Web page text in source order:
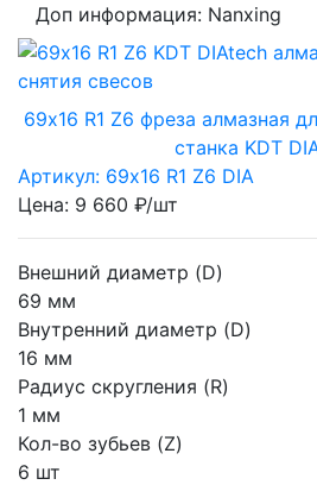
Доп информация: Nanxing
69х16 R1 Z6 фреза алмазная
станка KDT
Артикул: 69х16 R1 Z6 DIA
Цена: 9 660 ₽/шт
Внешний диаметр (D)
69 мм
Внутренний диаметр (D)
16 мм
Радиус скругления (R)
1 мм
Кол-во зубьев (Z)
6 шт